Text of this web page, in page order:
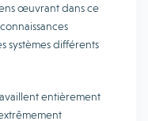
œuvrant dans ce
systèmes différents
entièrement